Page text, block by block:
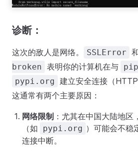
诊断：
这次的敌人是网络。 SSLError
broken 表明你的计算机在与 pip
pypi.org 建立安全连接（
这通常有两个主要原因：
网络限制 ：尤其在中国大陆地区
（如
pypi.org ）可能会不稳
连接中断。